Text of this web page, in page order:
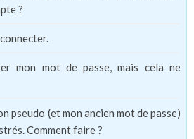
?
mon mot de passe, mais cela ne
pseudo (et mon ancien mot de passe)
Comment faire ?